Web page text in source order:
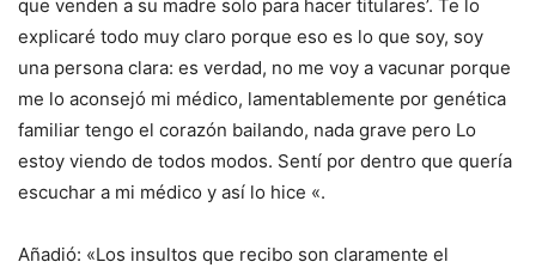
que venden a su madre solo para hacer titulares’. Te lo
explicaré todo muy claro porque eso es lo que soy, soy
una persona clara: es verdad, no me voy a vacunar porque
me lo aconsejó mi médico, lamentablemente por genética
familiar tengo el corazón bailando, nada grave pero Lo
estoy viendo de todos modos. Sentí por dentro que quería
escuchar a mi médico y así lo hice «.
Añadió: «Los insultos que recibo son claramente el